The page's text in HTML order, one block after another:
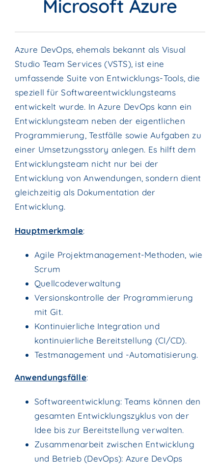
Microsoft Azure
Azure DevOps, ehemals bekannt als Visual
Studio Team Services (VSTS), ist eine
umfassende Suite von Entwicklungs-Tools, die
speziell für Softwareentwicklungsteams
entwickelt wurde. In Azure DevOps kann ein
Entwicklungsteam neben der eigentlichen
Programmierung, Testfälle sowie Aufgaben zu
einer Umsetzungsstory anlegen. Es hilft dem
Entwicklungsteam nicht nur bei der
Entwicklung von Anwendungen, sondern dient
gleichzeitig als Dokumentation der
Entwicklung.
Hauptmerkmale:
Agile Projektmanagement-Methoden, wie
Scrum
Quellcodeverwaltung
Versionskontrolle der Programmierung
mit Git.
Kontinuierliche Integration und
kontinuierliche Bereitstellung (CI/CD).
Testmanagement und -Automatisierung.
Anwendungsfälle:
Softwareentwicklung: Teams können den
gesamten Entwicklungszyklus von der
Idee bis zur Bereitstellung verwalten.
Zusammenarbeit zwischen Entwicklung
und Betrieb (DevOps): Azure DevOps